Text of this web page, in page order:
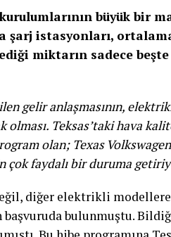
büyük bir
şarj istasyonları,
miktarın sadece
gelir anlaşmasının,
Teksas’taki hava
olan; Texas
çok faydalı bir duruma
diğer elektrikli
başvuruda bulunmuştu.